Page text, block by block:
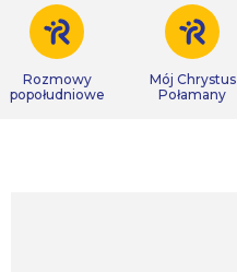
Rozmowy
popołudniowe
Mój Chrystus
Połamany